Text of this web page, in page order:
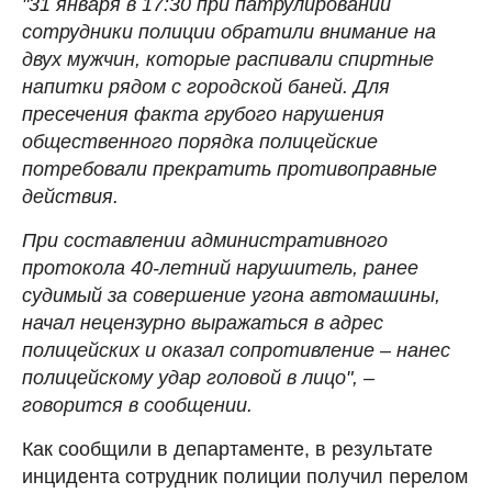
сотрудники полиции обратили внимание на
двух мужчин, которые распивали спиртные
напитки рядом с городской баней. Для
пресечения факта грубого нарушения
общественного порядка полицейские
потребовали прекратить противоправные
действия.
При составлении административного
протокола 40-летний нарушитель, ранее
судимый за совершение угона автомашины,
начал нецензурно выражаться в адрес
полицейских и оказал сопротивление – нанес
полицейскому удар головой в лицо", –
говорится в сообщении.
Как сообщили в департаменте, в результате
инцидента сотрудник полиции получил перелом